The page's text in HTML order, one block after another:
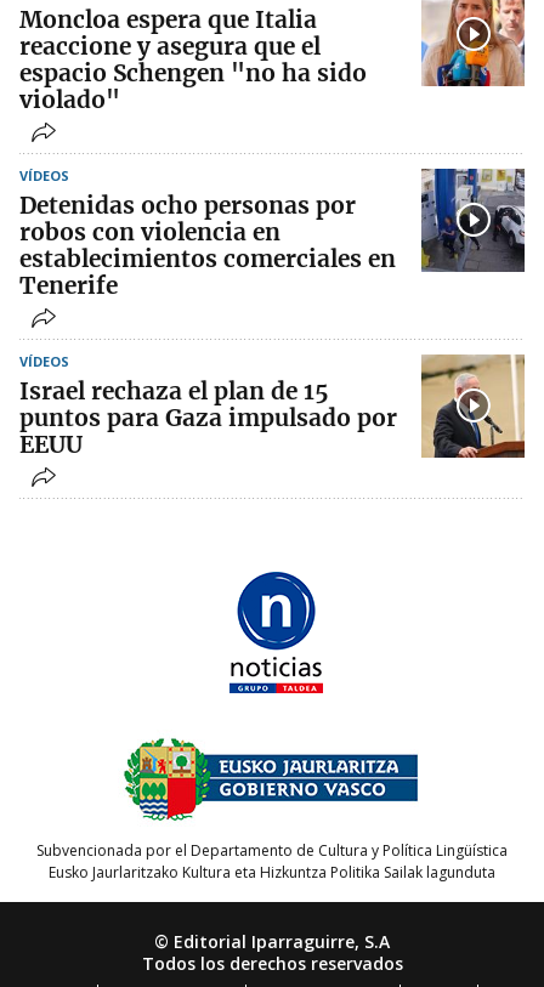
Moncloa espera que Italia
reaccione y asegura que el
espacio Schengen "no ha sido
violado"
VÍDEOS
Detenidas ocho personas por
robos con violencia en
establecimientos comerciales en
Tenerife
VÍDEOS
Israel rechaza el plan de 15
puntos para Gaza impulsado por
EEUU
Subvencionada por el Departamento de Cultura y Política Lingüística
Eusko Jaurlaritzako Kultura eta Hizkuntza Politika Sailak lagunduta
© Editorial Iparraguirre, S.A
Todos los derechos reservados